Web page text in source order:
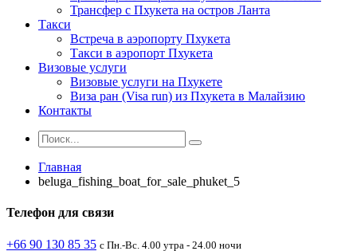
Трансфер с Пхукета на остров Ланта
Такси
Встреча в аэропорту Пхукета
Такси в аэропорт Пхукета
Визовые услуги
Визовые услуги на Пхукете
Виза ран (Visa run) из Пхукета в Малайзию
Контакты
Главная
beluga_fishing_boat_for_sale_phuket_5
Телефон для связи
+66 90 130 85 35 с Пн.-Вс. 4.00 утра - 24.00 ночи